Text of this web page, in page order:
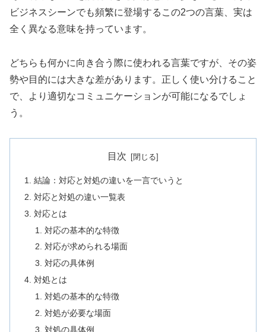
ビジネスシーンでも頻繁に登場するこの2つの言葉、実は
全く異なる意味を持っています。
どちらも何かに向き合う際に使われる言葉ですが、その姿
勢や目的には大きな差があります。正しく使い分けること
で、より適切なコミュニケーションが可能になるでしょ
う。
目次
結論：対応と対処の違いを一言でいうと
対応と対処の違い一覧表
対応とは
対応の基本的な特徴
対応が求められる場面
対応の具体例
対処とは
対処の基本的な特徴
対処が必要な場面
対処の具体例